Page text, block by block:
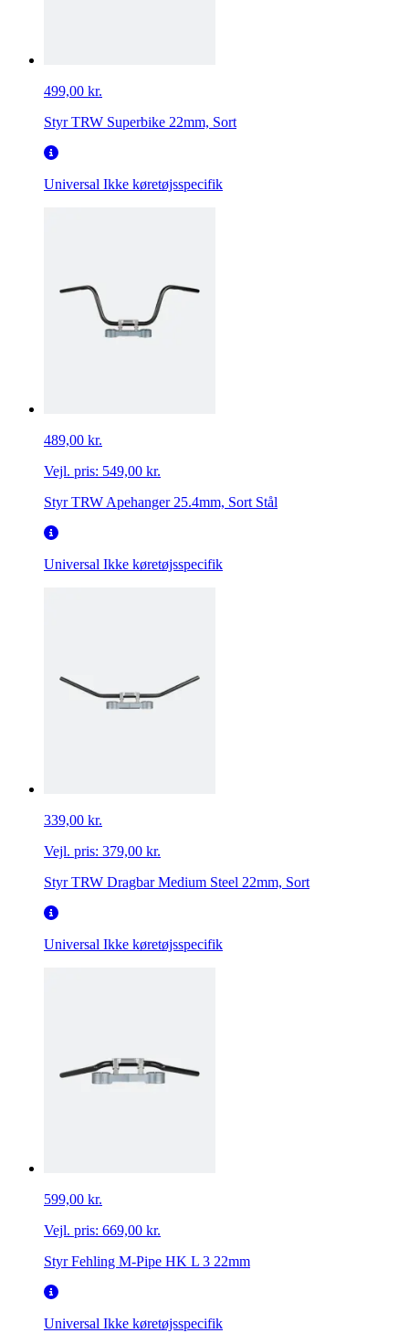
499,00 kr.
Styr TRW Superbike 22mm, Sort
Universal Ikke køretøjsspecifik
489,00 kr.
Vejl. pris: 549,00 kr.
Styr TRW Apehanger 25.4mm, Sort Stål
Universal Ikke køretøjsspecifik
339,00 kr.
Vejl. pris: 379,00 kr.
Styr TRW Dragbar Medium Steel 22mm, Sort
Universal Ikke køretøjsspecifik
599,00 kr.
Vejl. pris: 669,00 kr.
Styr Fehling M-Pipe HK L 3 22mm
Universal Ikke køretøjsspecifik